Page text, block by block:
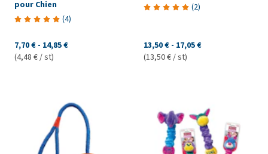
pour Chien
(4)
7,70 € - 14,85 €
(4,48 € / st)
(2)
13,50 € - 17,05 €
(13,50 € / st)